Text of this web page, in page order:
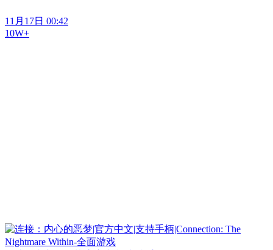
11月17日 00:42
10W+